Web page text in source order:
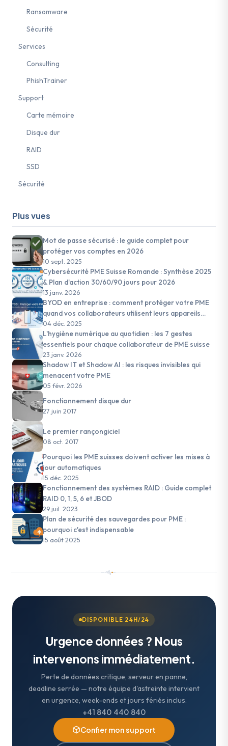
Ransomware
Sécurité
Services
Consulting
PhishTrainer
Support
Carte mémoire
Disque dur
RAID
SSD
Sécurité
Plus vues
Mot de passe sécurisé : le guide complet pour
protéger vos comptes en 2026
10 sept. 2025
Cybersécurité PME Suisse Romande : Synthèse 2025
& Plan d'action 30/60/90 jours pour 2026
13 janv. 2026
BYOD en entreprise : comment protéger votre PME
quand vos collaborateurs utilisent leurs appareils
personnels
04 déc. 2025
L'hygiène numérique au quotidien : les 7 gestes
essentiels pour chaque collaborateur de PME suisse
23 janv. 2026
Shadow IT et Shadow AI : les risques invisibles qui
menacent votre PME
05 févr. 2026
Fonctionnement disque dur
27 juin 2017
Le premier rançongiciel
08 oct. 2017
Pourquoi les PME suisses doivent activer les mises à
jour automatiques
15 déc. 2025
Fonctionnement des systèmes RAID : Guide complet
RAID 0, 1, 5, 6 et JBOD
29 juil. 2023
Plan de sécurité des sauvegardes pour PME :
pourquoi c'est indispensable
15 août 2025
DISPONIBLE 24H/24
Urgence données ? Nous
intervenons immédiatement.
Perte de données critique, serveur en panne,
deadline serrée — notre équipe d'astreinte intervient
en urgence, week-ends et jours fériés inclus.
+41 840 440 840
Confier mon support